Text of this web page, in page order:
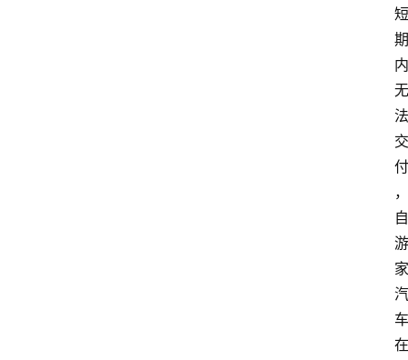
短
期
内
无
法
交
付
，
自
游
家
汽
车
在